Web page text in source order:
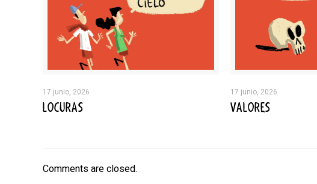
17 junio, 2026
LOCURAS
17 junio, 2026
VALORES
Comments are closed.